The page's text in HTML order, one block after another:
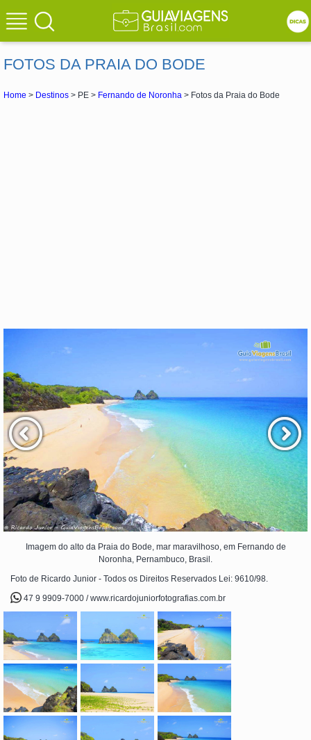
FOTOS DA PRAIA DO BODE
Home > Destinos > PE > Fernando de Noronha > Fotos da Praia do Bode
Imagem do alto da Praia do Bode, mar maravilhoso, em Fernando de
Noronha, Pernambuco, Brasil.
Foto de Ricardo Junior - Todos os Direitos Reservados Lei: 9610/98.
47 9 9909-7000 / www.ricardojuniorfotografias.com.br